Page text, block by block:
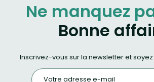
Ne manquez
Bonne
Inscrivez-vous sur la newsletter et soyez